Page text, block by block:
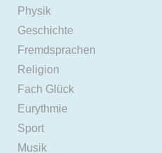
Physik
Geschichte
Fremdsprachen
Religion
Fach Glück
Eurythmie
Sport
Musik